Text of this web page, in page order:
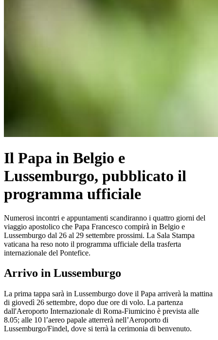
Il Papa in Belgio e
Lussemburgo, pubblicato il
programma ufficiale
Numerosi incontri e appuntamenti scandiranno i quattro giorni del
viaggio apostolico che Papa Francesco compirà in Belgio e
Lussemburgo dal 26 al 29 settembre prossimi. La Sala Stampa
vaticana ha reso noto il programma ufficiale della trasferta
internazionale del Pontefice.
Arrivo in Lussemburgo
La prima tappa sarà in Lussemburgo dove il Papa arriverà la mattina
di giovedì 26 settembre, dopo due ore di volo. La partenza
dall'Aeroporto Internazionale di Roma-Fiumicino è prevista alle
8.05; alle 10 l’aereo papale atterrerà nell’Aeroporto di
Lussemburgo/Findel, dove si terrà la cerimonia di benvenuto.